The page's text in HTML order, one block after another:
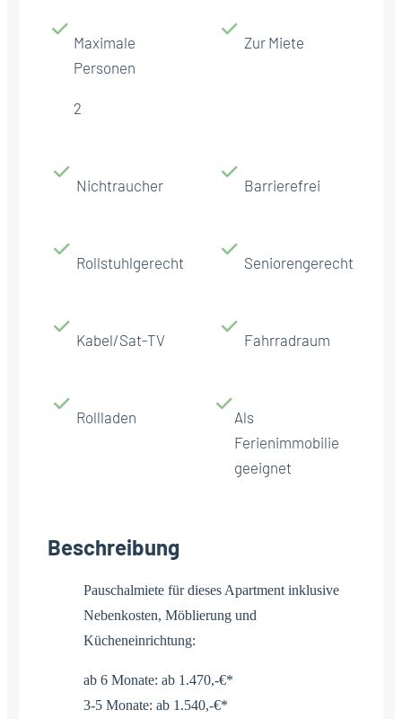
Maximale
Personen
2
Zur Miete
Nichtraucher Barrierefrei
Rollstuhlgerecht Seniorengerecht
Kabel/Sat-TV Fahrradraum
Rollladen
Als
Ferienimmobilie
geeignet
Beschreibung
Pauschalmiete für dieses Apartment inklusive
Nebenkosten, Möblierung und
Kücheneinrichtung:
ab 6 Monate: ab 1.470,-€*
3-5 Monate: ab 1.540,-€*